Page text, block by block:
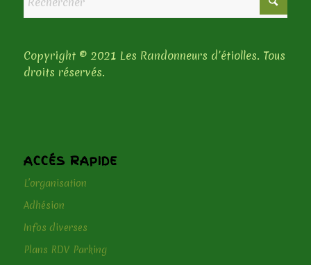
Copyright © 2021 Les Randonneurs d’étiolles. Tous
droits réservés.
ACCÉS RAPIDE
L’organisation
Adhésion
Infos diverses
Plans RDV Parking